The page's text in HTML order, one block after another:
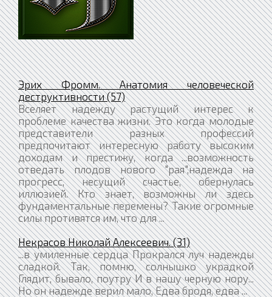
Эрих Фромм. Анатомия человеческой
деструктивности (57)
Вселяет надежду растущий интерес к
проблеме качества жизни. Это когда молодые
представители разных профессий
предпочитают интересную работу высоким
доходам и престижу, когда ...возможность
отведать плодов нового "рая",надежда на
прогресс, несущий счастье, обернулась
иллюзией. Кто знает, возможны ли здесь
фундаментальные перемены? Такие огромные
силы противятся им, что для ...
Некрасов Николай Алексеевич. (31)
...в умиленные сердца Прокрался луч надежды
сладкой. Так, помню, солнышко украдкой
Глядит, бывало, поутру И в нашу черную нору...
Но он надежде верил мало, Едва бродя, едва ...